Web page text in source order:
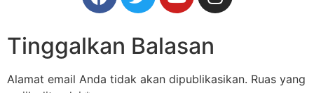
Tinggalkan Balasan
Alamat email Anda tidak akan dipublikasikan. Ruas yang